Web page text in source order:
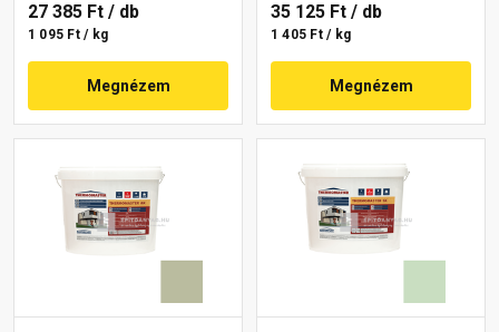
27 385 Ft / db
1 095 Ft / kg
Megnézem
35 125 Ft / db
1 405 Ft / kg
Megnézem